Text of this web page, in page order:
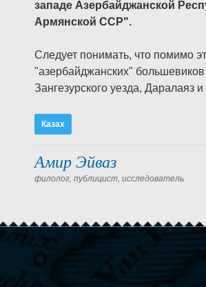
западе Азербайджанской
Армянской ССР".
Следует понимать, что помимо
"азербайджанских"
Зангезурского уезда, Даралаяз
Казах
Амир Эйваз